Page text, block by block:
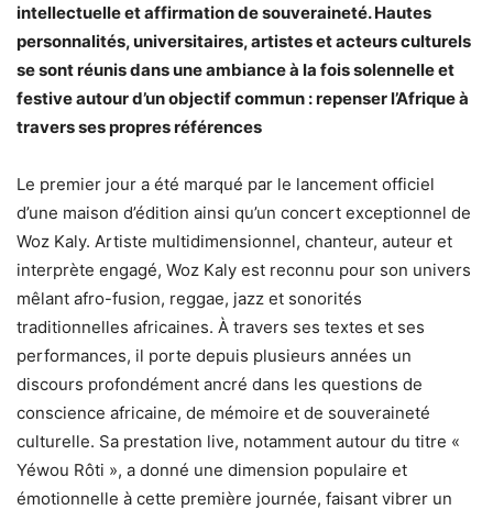
intellectuelle et affirmation de souveraineté. Hautes
personnalités, universitaires, artistes et acteurs culturels
se sont réunis dans une ambiance à la fois solennelle et
festive autour d’un objectif commun : repenser l’Afrique à
travers ses propres références
Le premier jour a été marqué par le lancement officiel
d’une maison d’édition ainsi qu’un concert exceptionnel de
Woz Kaly. Artiste multidimensionnel, chanteur, auteur et
interprète engagé, Woz Kaly est reconnu pour son univers
mêlant afro-fusion, reggae, jazz et sonorités
traditionnelles africaines. À travers ses textes et ses
performances, il porte depuis plusieurs années un
discours profondément ancré dans les questions de
conscience africaine, de mémoire et de souveraineté
culturelle. Sa prestation live, notamment autour du titre «
Yéwou Rôti », a donné une dimension populaire et
émotionnelle à cette première journée, faisant vibrer un